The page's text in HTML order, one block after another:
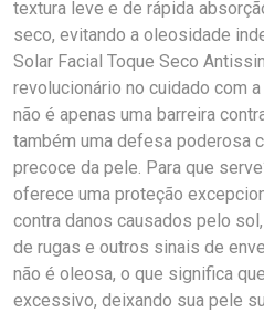
textura leve e de rápida
seco, evitando a oleosidade
Solar Facial Toque Seco
revolucionário no cuidado com
não é apenas uma barreira
também uma defesa poderosa
precoce da pele. Para que
oferece uma proteção
contra danos causados pelo
de rugas e outros sinais de
não é oleosa, o que significa
excessivo, deixando sua pele